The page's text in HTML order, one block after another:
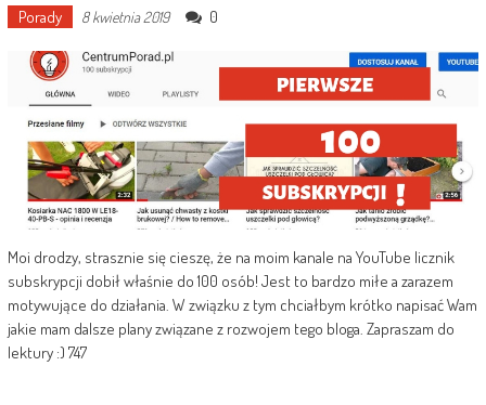
Porady 8 kwietnia 2019 0
Moi drodzy, strasznie się cieszę, że na moim kanale na YouTube licznik
subskrypcji dobił właśnie do 100 osób! Jest to bardzo miłe a zarazem
motywujące do działania. W związku z tym chciałbym krótko napisać Wam
jakie mam dalsze plany związane z rozwojem tego bloga. Zapraszam do
lektury :) 747